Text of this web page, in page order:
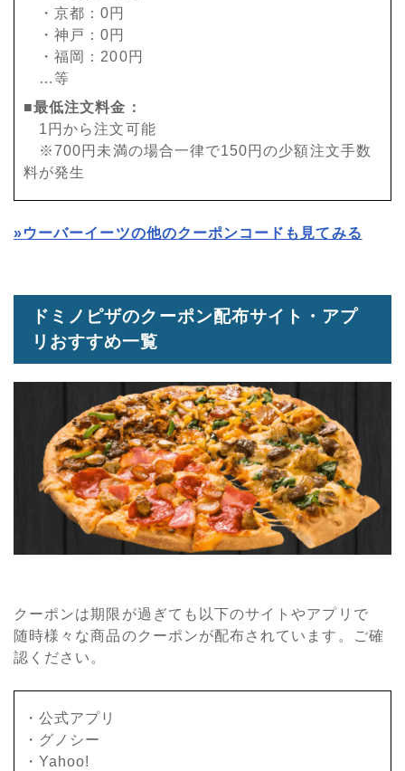
・京都：0円
・神戸：0円
・福岡：200円
…等
■最低注文料金：
1円から注文可能
※700円未満の場合一律で150円の少額注文手数
料が発生
»ウーバーイーツの他のクーポンコードも見てみる
ドミノピザのクーポン配布サイト・アプ
リおすすめ一覧
クーポンは期限が過ぎても以下のサイトやアプリで
随時様々な商品のクーポンが配布されています。ご確
認ください。
・公式アプリ
・グノシー
・Yahoo!